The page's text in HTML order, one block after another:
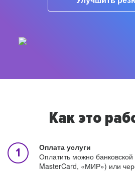
Как это
Оплата услуги
Оплатить можно банковской
MasterCard, «МИР») или